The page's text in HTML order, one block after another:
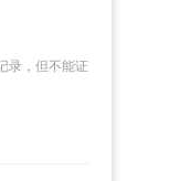
录，但不能证